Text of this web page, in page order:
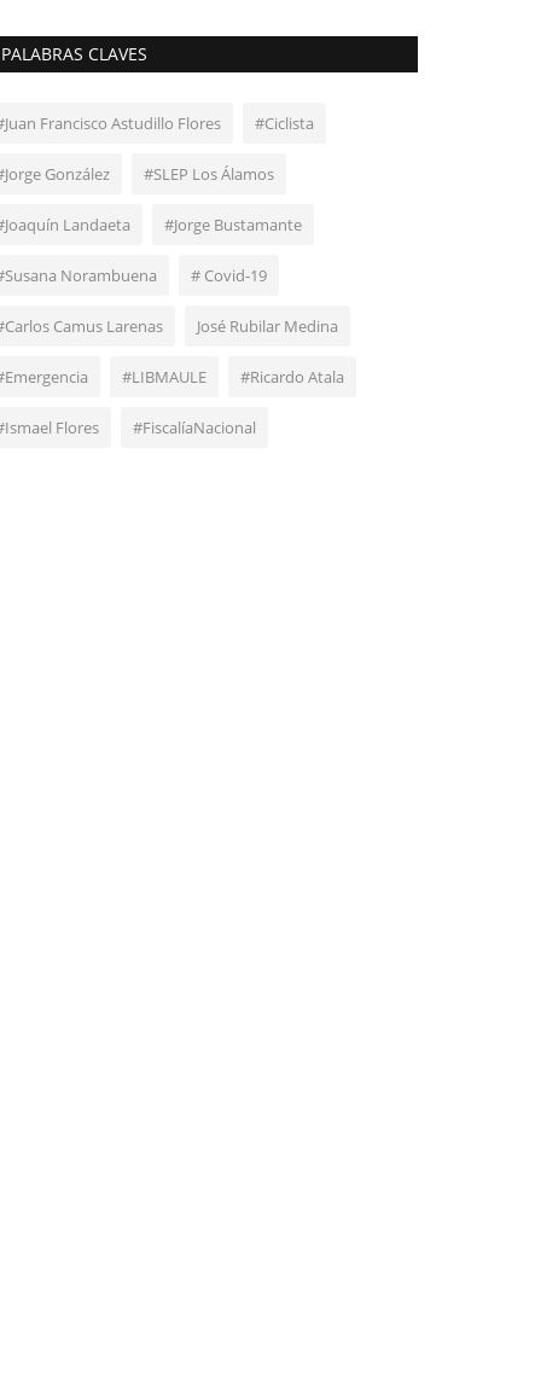
PALABRAS CLAVES
Francisco Astudillo Flores #Ciclista
González #SLEP Los Álamos
Landaeta #Jorge Bustamante
Norambuena # Covid-19
Camus Larenas José Rubilar Medina
#LIBMAULE #Ricardo Atala
Flores #FiscalíaNacional